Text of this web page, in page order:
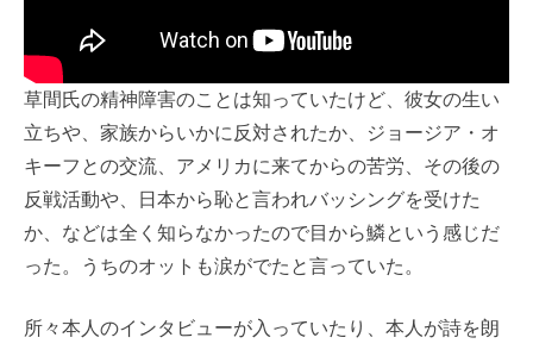
草間氏の精神障害のことは知っていたけど、彼女の生い
立ちや、家族からいかに反対されたか、ジョージア・オ
キーフとの交流、アメリカに来てからの苦労、その後の
反戦活動や、日本から恥と言われバッシングを受けた
か、などは全く知らなかったので目から鱗という感じだ
った。うちのオットも涙がでたと言っていた。
所々本人のインタビューが入っていたり、本人が詩を朗